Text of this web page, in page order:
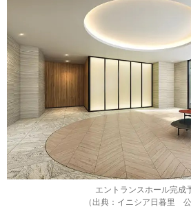
エントランスホール完成
（出典：イニシア日暮里 公